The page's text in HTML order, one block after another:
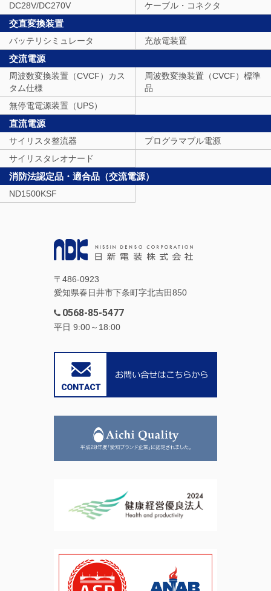
DC28V/DC270V
ケーブル・コネクタ
交直変換装置
バッテリシミュレータ 充放電装置
交流電源
周波数変換装置（CVCF）カス
タム仕様
周波数変換装置（CVCF）標準
品
無停電電源装置（UPS）
直流電源
サイリスタ整流器
プログラマブル電源
サイリスタレオナード
消防法認定品・適合品（交流電源）
ND1500KSF
〒486-0923
愛知県春日井市下条町字北吉田850
0568-85-5477
平日 9:00～18:00